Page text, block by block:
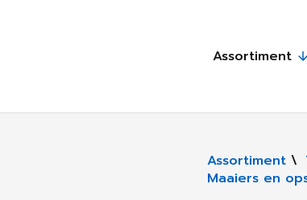
Assortiment
Assortiment \
Maaiers en